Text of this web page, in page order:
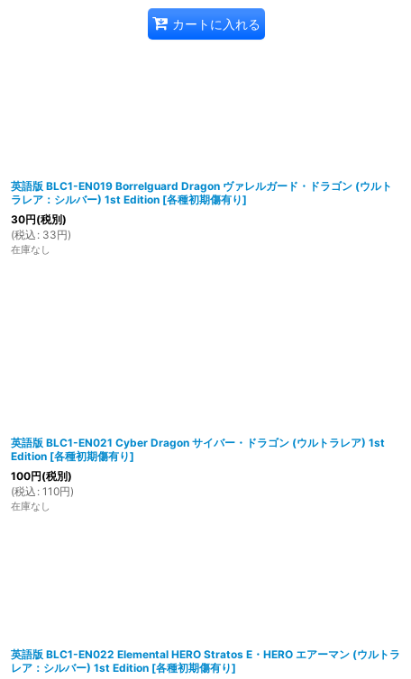
カートに入れる
英語版 BLC1-EN019 Borrelguard Dragon ヴァレルガード・ドラゴン (ウルト
ラレア：シルバー) 1st Edition [各種初期傷有り]
30円(税別)
(税込 : 33円)
在庫なし
英語版 BLC1-EN021 Cyber Dragon サイバー・ドラゴン (ウルトラレア) 1st
Edition [各種初期傷有り]
100円(税別)
(税込 : 110円)
在庫なし
英語版 BLC1-EN022 Elemental HERO Stratos E・HERO エアーマン (ウルトラ
レア：シルバー) 1st Edition [各種初期傷有り]